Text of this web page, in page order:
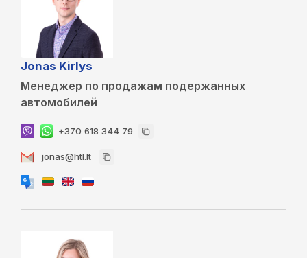
Jonas Kirlys
Менеджер по продажам подержанных
автомобилей
+370 618 344 79
jonas@htl.lt